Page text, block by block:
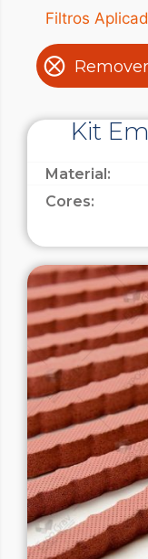
Filtros
Kit
Material:
Cores: